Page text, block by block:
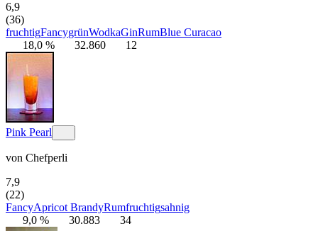
6,9
(36)
fruchtigFancygrünWodkaGinRumBlue Curacao
18,0 %
32.860 12
Pink Pearl
von Chefperli
7,9
(22)
FancyApricot BrandyRumfruchtigsahnig
9,0 %
30.883 34